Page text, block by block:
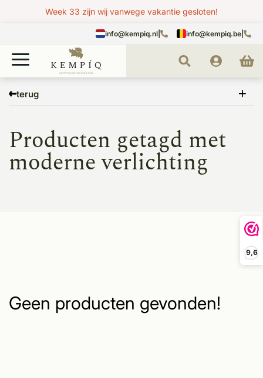
9,6
Week 33 zijn wij vanwege vakantie gesloten!
info@kempiq.nl info@kempiq.be
terug
moderne verlichting
Producten getagd met
moderne verlichting
Geen producten gevonden!